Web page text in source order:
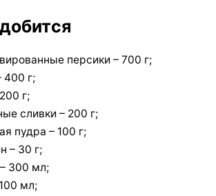
персики – 700 г;
400 г;
г;
сливки – 200 г;
пудра – 100 г;
– 30 г;
300 мл;
мл;